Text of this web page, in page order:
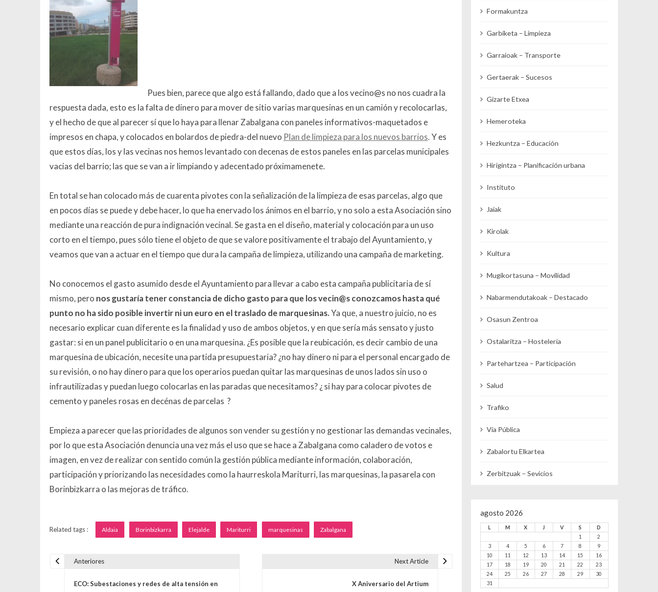
Pues bien, parece que algo está fallando, dado que a los vecino@s no nos cuadra la
respuesta dada, esto es la falta de dinero para mover de sitio varias marquesinas en un camión y recolocarlas,
y el hecho de que al parecer sí que lo haya para llenar Zabalgana con paneles informativos-maquetados e
impresos en chapa, y colocados en bolardos de piedra-del nuevo Plan de limpieza para los nuevos barrios. Y es
que estos días, los y las vecinas nos hemos levantado con decenas de estos paneles en las parcelas municipales
vacias del barrio; las que se van a ir limpiando y adecentado próximamenete.
En total se han colocado más de cuarenta pivotes con la señalización de la limpieza de esas parcelas, algo que
en pocos días se puede y debe hacer, lo que ha enervado los ánimos en el barrio, y no solo a esta Asociación sino
mediante una reacción de pura indignación vecinal. Se gasta en el diseño, material y colocación para un uso
corto en el tiempo, pues sólo tiene el objeto de que se valore positivamente el trabajo del Ayuntamiento, y
veamos que van a actuar en el tiempo que dura la campaña de limpieza, utilizando una campaña de marketing.
No conocemos el gasto asumido desde el Ayuntamiento para llevar a cabo esta campaña publicitaria de sí
mismo, pero nos gustaría tener constancia de dicho gasto para que los vecin@s conozcamos hasta qué
punto no ha sido posible invertir ni un euro en el traslado de marquesinas.Ya que, a nuestro juicio, no es
necesario explicar cuan diferente es la finalidad y uso de ambos objetos, y en que sería más sensato y justo
gastar: si en un panel publicitario o en una marquesina. ¿Es posible que la reubicación, es decir cambio de una
marquesina de ubicación, necesite una partida presupuestaria? ¿no hay dinero ni para el personal encargado de
su revisión, o no hay dinero para que los operarios puedan quitar las marquesinas de unos lados sin uso o
infrautilizadas y puedan luego colocarlas en las paradas que necesitamos? ¿ si hay para colocar pivotes de
cemento y paneles rosas en decénas de parcelas ?
Empieza a parecer que las prioridades de algunos son vender su gestión y no gestionar las demandas vecinales,
por lo que esta Asociación denuncia una vez más el uso que se hace a Zabalgana como caladero de votos e
imagen, en vez de realizar con sentido común la gestión pública mediante información, colaboración,
participación y priorizando las necesidades como la haurreskola Mariturri, las marquesinas, la pasarela con
Borinbizkarra o las mejoras de tráfico.
Related tags : Aldaia Borinbizkarra Elejalde Mariturri marquesinas Zabalgana
Anteriores
ECO: Subestaciones y redes de alta tensión en
Next Article
X Aniversario del Artium
Formakuntza
Garbiketa – Limpieza
Garraioak – Transporte
Gertaerak – Sucesos
Gizarte Etxea
Hemeroteka
Hezkuntza – Educación
Hirigintza – Planificación urbana
Instituto
Jaiak
Kirolak
Kultura
Mugikortasuna – Movilidad
Nabarmendutakoak – Destacado
Osasun Zentroa
Ostalaritza – Hostelería
Partehartzea – Participación
Salud
Trafiko
Vía Pública
Zabalortu Elkartea
Zerbitzuak – Sevicios
agosto 2026
L M X J V S
D
1
2
3
4 5 6 7 8
9
10
11 12 13 14 15
16
17
18 19 20 21 22
23
24
25 26 27 28 29
30
31